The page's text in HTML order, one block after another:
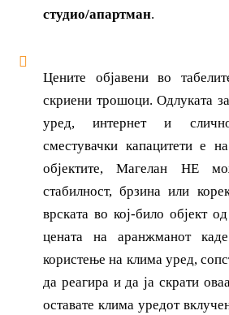
студио/апартман.
Цените објавени во
скриени трошоци. Одлуката
уред, интернет и
сместувачки капацитети е
објектите, Магелан НЕ
стабилност, брзина или
врската во кој-било објект
цената на аранжманот
користење на клима уред,
да реагира и да ја скрати
оставате клима уредот